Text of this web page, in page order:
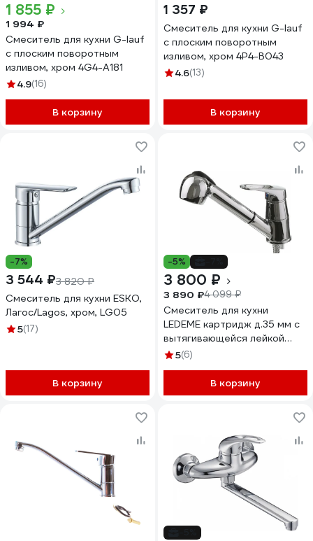
1 855 ₽
1 994 ₽
Смеситель для кухни G-lauf
с плоским поворотным
изливом, хром 4G4-A181
4.9(16)
В корзину
1 357 ₽
Смеситель для кухни G-lauf
с плоским поворотным
изливом, хром 4P4-B043
4.6(13)
В корзину
-7%
3 544 ₽3 820 ₽
Смеситель для кухни ESKO,
Лагос/Lagos, хром, LG05
5(17)
В корзину
-5%
3 800 ₽
3 890 ₽4 099 ₽
Смеситель для кухни
LEDEME картридж д.35 мм с
вытягивающейся лейкой
L6013 65708
5(6)
В корзину